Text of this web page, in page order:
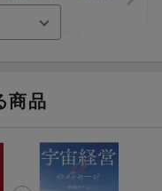
で300円OFFクーポン
商品